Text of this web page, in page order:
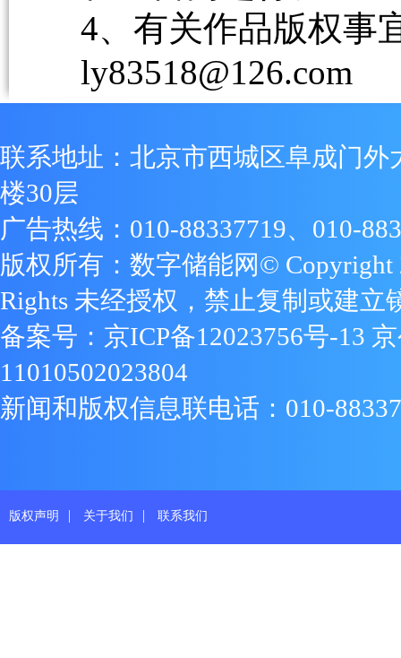
4、有关作品版权事
ly83518@126.com
联系地址：北京市西城区阜成门外
楼30层
广告热线：010-88337719、010-
版权所有：数字储能网© Copyright
Rights 未经授权，禁止复制或建立
备案号： 京ICP备12023756号-13
11010502023804
新闻和版权信息联电话：010-
版权声明 | 关于我们 | 联系我们